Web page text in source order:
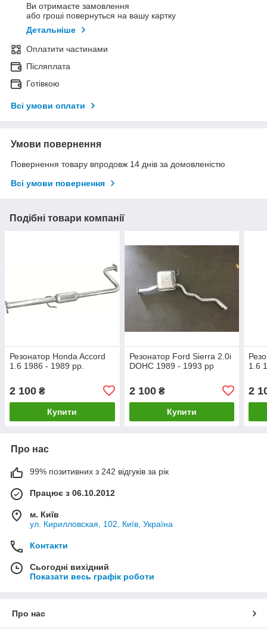
Ви отримаєте замовлення
або гроші повернуться на вашу картку
Детальніше
Оплатити частинами
Післяплата
Готівкою
Всі умови оплати
Умови повернення
Повернення товару впродовж 14 днів за домовленістю
Всі умови повернення
Подібні товари компанії
Резонатор Honda Accord
1.6 1986 - 1989 рр.
2 100 ₴
Купити
Резонатор Ford Sierra 2.0i
DOHC 1989 - 1993 рр
2 100₴
Купити
1.6
2
Про нас
99% позитивних з 242 відгуків за рік
Працює з 06.10.2012
м. Київ
ул. Кирилловская, 102, Київ, Україна
Контакти
Сьогодні вихідний
Показати весь графік роботи
Про нас